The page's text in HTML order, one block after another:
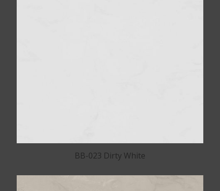
BB-023 Dirty White